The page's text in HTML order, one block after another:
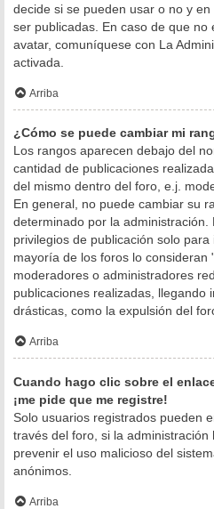
decide si se pueden usar o no y
ser publicadas. En caso de que no
avatar, comuníquese con La
activada.
Arriba
¿Cómo se puede cambiar mi
Los rangos aparecen debajo del
cantidad de publicaciones
del mismo dentro del foro, e.j.
En general, no puede cambiar su
determinado por la administración.
privilegios de publicación solo
mayoría de los foros lo consideran
moderadores o administradores
publicaciones realizadas, llegando
drásticas, como la expulsión del
Arriba
Cuando hago clic sobre el
¡me pide que me registre!
Solo usuarios registrados pueden
través del foro, si la
prevenir el uso malicioso del
anónimos.
Arriba